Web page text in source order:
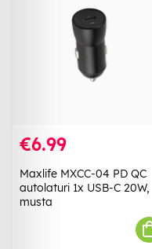
€6.99
Maxlife MXCC-04 PD QC
autolaturi 1x USB-C 20W,
musta